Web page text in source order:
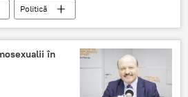
Politică
Germani
în